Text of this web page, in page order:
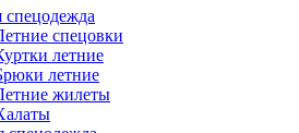
спецодежда
спецовки
летние
летние
жилеты